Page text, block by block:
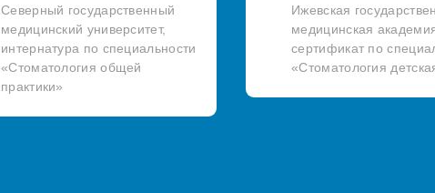
Северный государственный
медицинский университет,
интернатура по специальности
«Стоматология общей
практики»
Ижевская
медицинская
сертификат по
«Стоматология